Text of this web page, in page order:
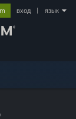
вход язык